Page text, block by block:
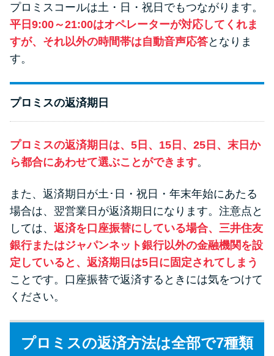
プロミスコールは土・日・祝日でもつながります。
平日9:00～21:00はオペレーターが対応してくれま
すが、それ以外の時間帯は自動音声応答となりま
す。
プロミスの返済期日
プロミスの返済期日は、5日、15日、25日、末日か
ら都合にあわせて選ぶことができます。
また、返済期日が土･日・祝日・年末年始にあたる
場合は、翌営業日が返済期日になります。注意点と
しては、 返済を口座振替にしている場合、三井住友
銀行またはジャパンネット銀行以外の金融機関を設
定していると、返済期日は5日に固定されてしまう
ことです。口座振替で返済するときには気をつけて
ください。
プロミスの返済方法は全部で7種類